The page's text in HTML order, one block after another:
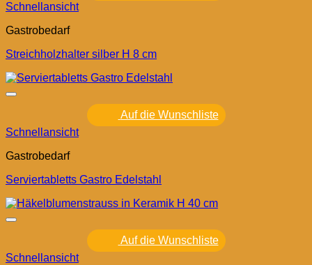
Schnellansicht
Gastrobedarf
Streichholzhalter silber H 8 cm
Auf die Wunschliste
Schnellansicht
Gastrobedarf
Serviertabletts Gastro Edelstahl
Auf die Wunschliste
Schnellansicht